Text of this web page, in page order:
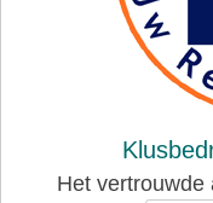
Het vertrouwde